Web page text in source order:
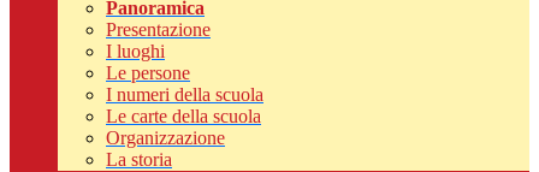
Panoramica
Presentazione
I luoghi
Le persone
I numeri della scuola
Le carte della scuola
Organizzazione
La storia